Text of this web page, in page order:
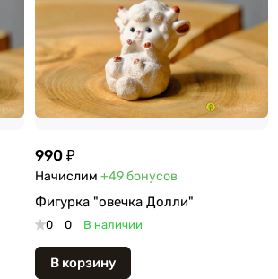
990 ₽
Начислим +49бонусов
Фигурка "овечка Долли"
0 0 В наличии
В корзину